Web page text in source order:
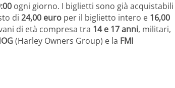
ogni giorno. I biglietti sono già acquistabili
di 24,00 euro per il biglietto intero e 16,00
di età compresa tra 14 e 17 anni, militari,
(Harley Owners Group) e la FMI